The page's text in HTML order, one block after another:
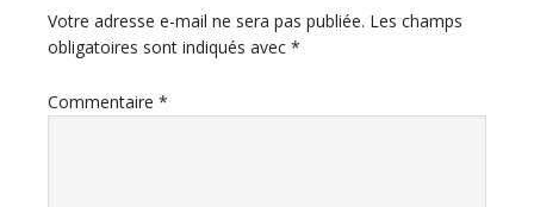
Votre adresse e-mail ne sera pas publiée. Les champs
obligatoires sont indiqués avec *
Commentaire *